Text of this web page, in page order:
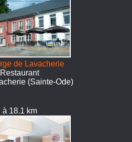
de Lavacherie
Restaurant
(Sainte-Ode)
à 18.1 km